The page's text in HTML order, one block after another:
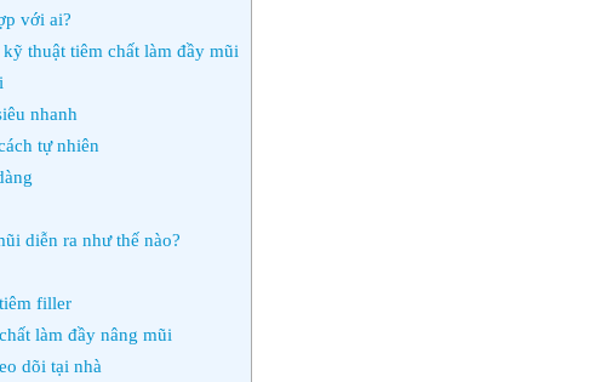
với ai?
thuật tiêm chất làm đầy mũi
nhanh
tự nhiên
diễn ra như thế nào?
filler
làm đầy nâng mũi
dõi tại nhà